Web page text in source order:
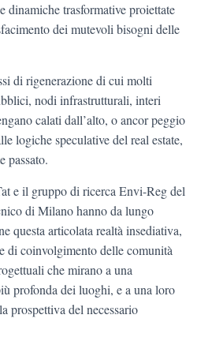
dinamiche trasformative proiettate
dei mutevoli bisogni delle
di rigenerazione di cui molti
nodi infrastrutturali, interi
calati dall’alto, o ancor peggio
logiche speculative del real estate,
passato.
e il gruppo di ricerca Envi-Reg del
di Milano hanno da lungo
questa articolata realtà insediativa,
di coinvolgimento delle comunità
che mirano a una
profonda dei luoghi, e a una loro
prospettiva del necessario